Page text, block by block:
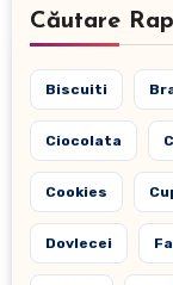
Căutare
Biscuiti
Ciocolata
Cookies
Dovlecei